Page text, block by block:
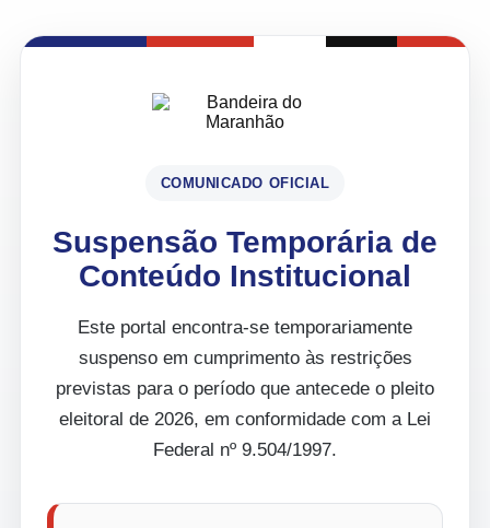
COMUNICADO OFICIAL
Suspensão Temporária de
Conteúdo Institucional
Este portal encontra-se temporariamente
suspenso em cumprimento às restrições
previstas para o período que antecede o pleito
eleitoral de 2026, em conformidade com a Lei
Federal nº 9.504/1997.